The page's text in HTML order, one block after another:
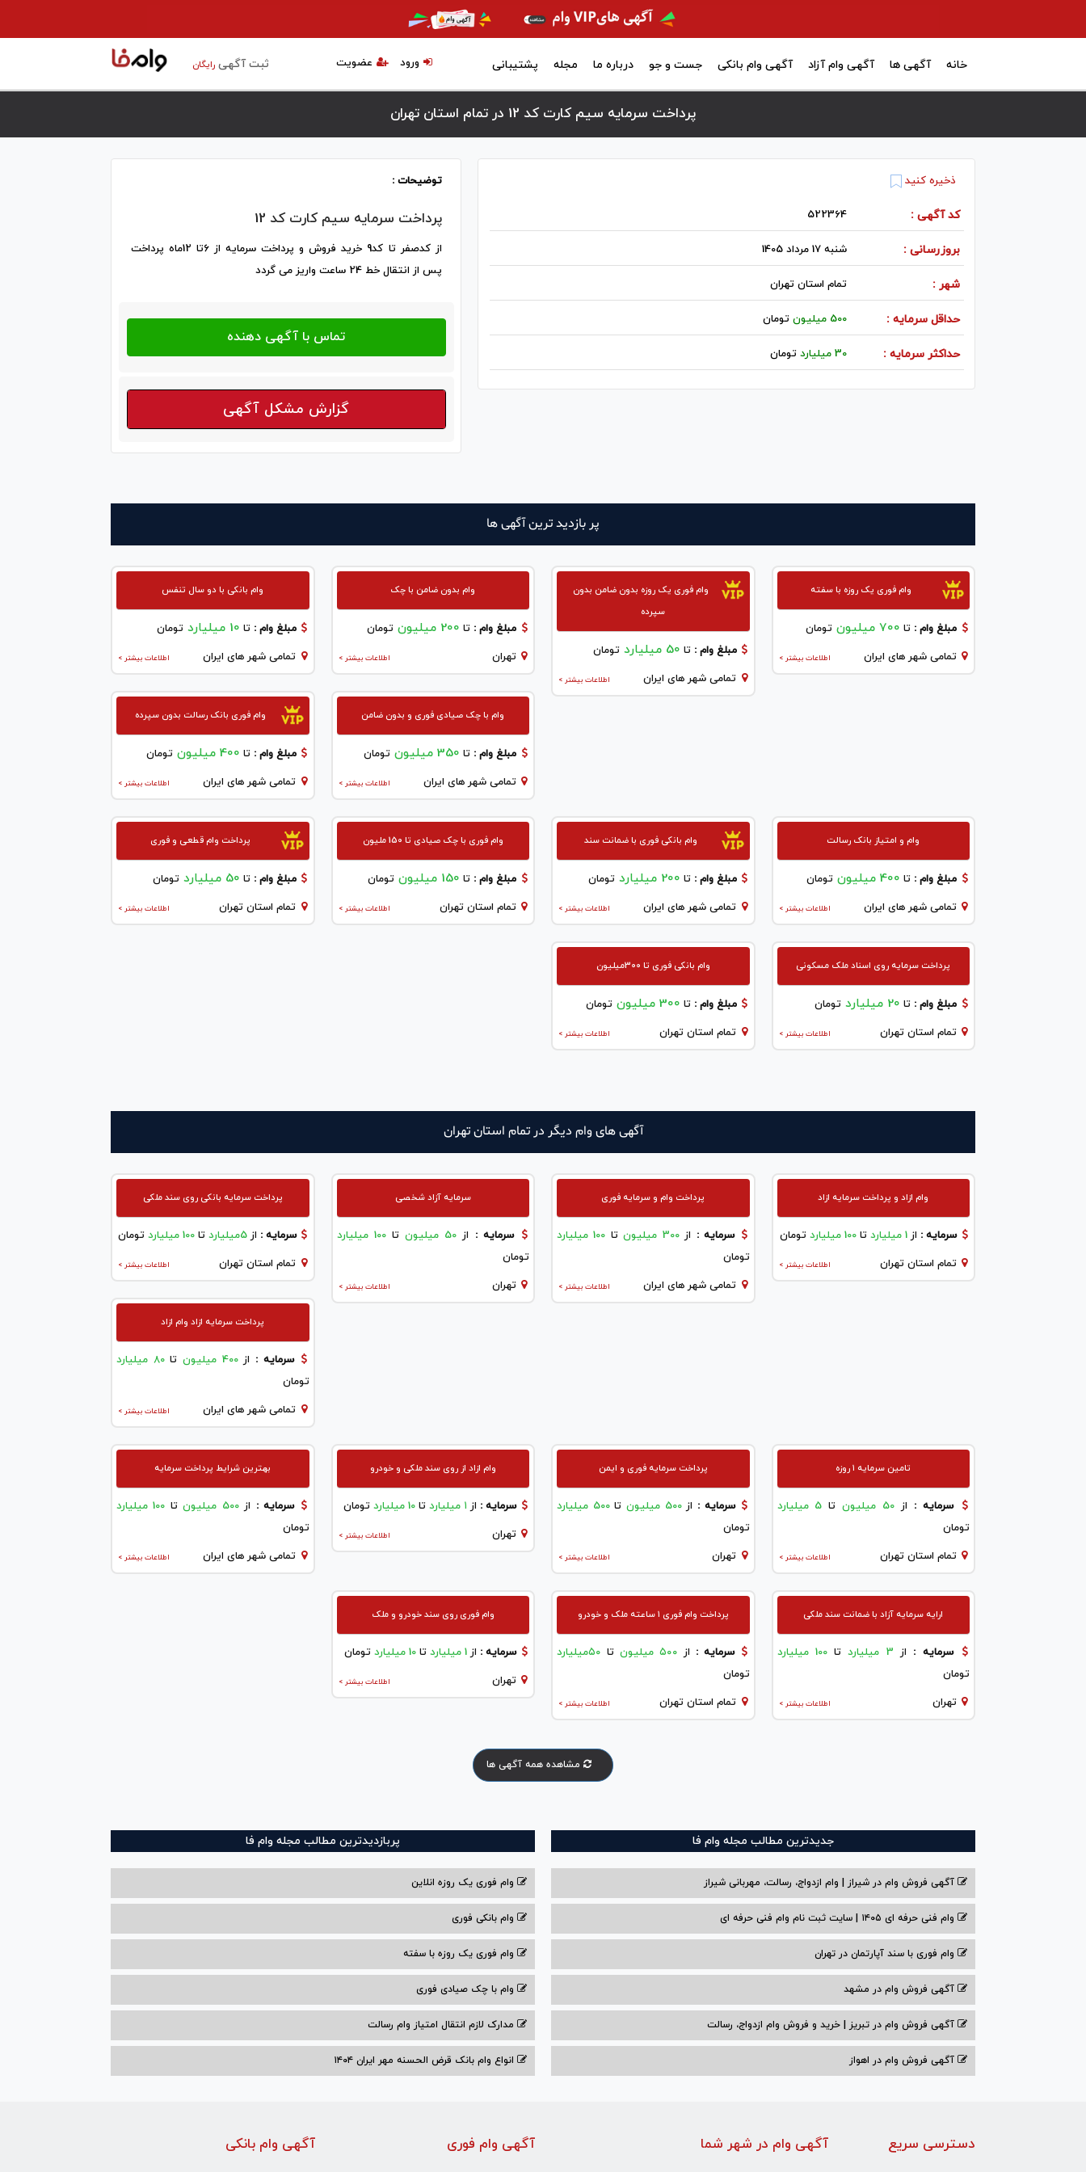
ثبت آگهیرایگان عضویت ورود خانه آگهی ها آگهی وام آزاد آگهی وام بانکی جست و جو درباره ما مجله پشتیبانی
پرداخت سرمایه سیم کارت کد 12 در تمام استان تهران
ذخیره کنید
کد آگهی : 522364
بروزرسانی : شنبه 17 مرداد 1405
شهر : تمام استان تهران
حداقل سرمایه : 500 میلیون تومان
حداکثر سرمایه : 30 میلیارد تومان
توضیحات :
پرداخت سرمایه سیم کارت کد 12
از کدصفر تا کد9 خرید فروش و پرداخت سرمایه از 6تا 12ماه پرداخت
پس از انتقال خط 24 ساعت واریز می گردد
گزارش مشکل آگهی
پر بازدید ترین آگهی ها
وام فوری یک روزه با سفته
مبلغ وام : تا 700 میلیون تومان
اطلاعات بیشتر > تمامی شهر های ایران
وام فوری یک روزه بدون ضامن بدون
سپرده
مبلغ وام :تا 50 میلیارد تومان
اطلاعات بیشتر > تمامی شهر های ایران
وام بدون ضامن با چک
مبلغ وام : تا 200 میلیون تومان
اطلاعات بیشتر > تهران
وام بانکی با دو سال تنفس
مبلغ وام :تا 10 میلیارد تومان
اطلاعات بیشتر > تمامی شهر های ایران
وام با چک صیادی فوری و بدون ضامن
مبلغ وام : تا 350 میلیون تومان
اطلاعات بیشتر > تمامی شهر های ایران
وام فوری بانک رسالت بدون سپرده
مبلغ وام :تا 400 میلیون تومان
اطلاعات بیشتر > تمامی شهر های ایران
وام و امتیاز بانک رسالت
مبلغ وام : تا 400 میلیون تومان
اطلاعات بیشتر > تمامی شهر های ایران
وام بانکی فوری با ضمانت سند
مبلغ وام :تا 200 میلیارد تومان
اطلاعات بیشتر > تمامی شهر های ایران
وام فوری با چک صیادی تا 150 ملیون
مبلغ وام : تا 150 میلیون تومان
اطلاعات بیشتر > تمام استان تهران
پرداخت وام قطعی و فوری
مبلغ وام :تا 50 میلیارد تومان
اطلاعات بیشتر > تمام استان تهران
پرداخت سرمایه روی اسناد ملک مسکونی
مبلغ وام : تا 20 میلیارد تومان
اطلاعات بیشتر > تمام استان تهران
وام بانکی فوری تا 300میلیون
مبلغ وام :تا 300 میلیون تومان
اطلاعات بیشتر > تمام استان تهران
آگهی های وام دیگر در تمام استان تهران
وام ازاد و پرداخت سرمایه ازاد
سرمایه : از 1 میلیارد تا 100 میلیارد تومان
اطلاعات بیشتر > تمام استان تهران
پرداخت وام و سرمایه فوری
سرمایه : از300 میلیون تا 100 میلیارد
تومان
اطلاعات بیشتر > تمامی شهر های ایران
سرمایه آزاد شخصی
سرمایه : از 50 میلیون تا100 میلیارد
تومان
اطلاعات بیشتر > تهران
پرداخت سرمایه بانکی روی سند ملکی
سرمایه : از5میلیارد تا100 میلیارد تومان
اطلاعات بیشتر > تمام استان تهران
پرداخت سرمایه ازاد وام ازاد
سرمایه : از400 میلیون تا80 میلیارد
تومان
اطلاعات بیشتر > تمامی شهر های ایران
تامین سرمایه ۱ روزه
سرمایه : از 50 میلیون تا 5 میلیارد
تومان
اطلاعات بیشتر > تمام استان تهران
پرداخت سرمایه فوری و ایمن
سرمایه : از500 میلیون تا500 میلیارد
تومان
اطلاعات بیشتر > تهران
وام ازاد از روی سند ملکی و خودرو
سرمایه : از ۱ میلیارد تا 10 میلیارد تومان
اطلاعات بیشتر > تهران
بهترین شرایط پرداخت سرمایه
سرمایه : از500 میلیون تا 100 میلیارد
تومان
اطلاعات بیشتر > تمامی شهر های ایران
ارایه سرمایه آزاد با ضمانت سند ملکی
سرمایه : از 3 میلیارد تا100 میلیارد
تومان
اطلاعات بیشتر > تهران
پرداخت وام فوری ۱ ساعته ملک و خودرو
سرمایه : از ۵۰۰ میلیون تا ۵۰میلیارد
تومان
اطلاعات بیشتر > تمام استان تهران
وام فوری روی سند خودرو و ملک
سرمایه : از 1 میلیارد تا 10 میلیارد تومان
اطلاعات بیشتر > تهران
مشاهده همه آگهی ها
جدیدترین مطالب مجله وام فا
آگهی فروش وام در شیراز | وام ازدواج، رسالت، مهربانی شیراز
وام فنی حرفه ای ۱۴۰۵ | سایت ثبت نام وام فنی حرفه ای
وام فوری با سند آپارتمان در تهران
آگهی فروش وام در مشهد
آگهی فروش وام در تبریز | خرید و فروش وام ازدواج، رسالت
آگهی فروش وام در اهواز
پربازدیدترین مطالب مجله وام فا
وام فوری یک روزه انلاین
وام بانکی فوری
وام فوری یک روزه با سفته
وام با‌ چک صیادی‌ فوری
مدارک لازم انتقال امتیاز وام رسالت
انواع وام بانک قرض الحسنه مهر ایران ۱۴۰۴
آگهی وام بانکی آگهی وام فوری آگهی وام در شهر شما دسترسی سریع